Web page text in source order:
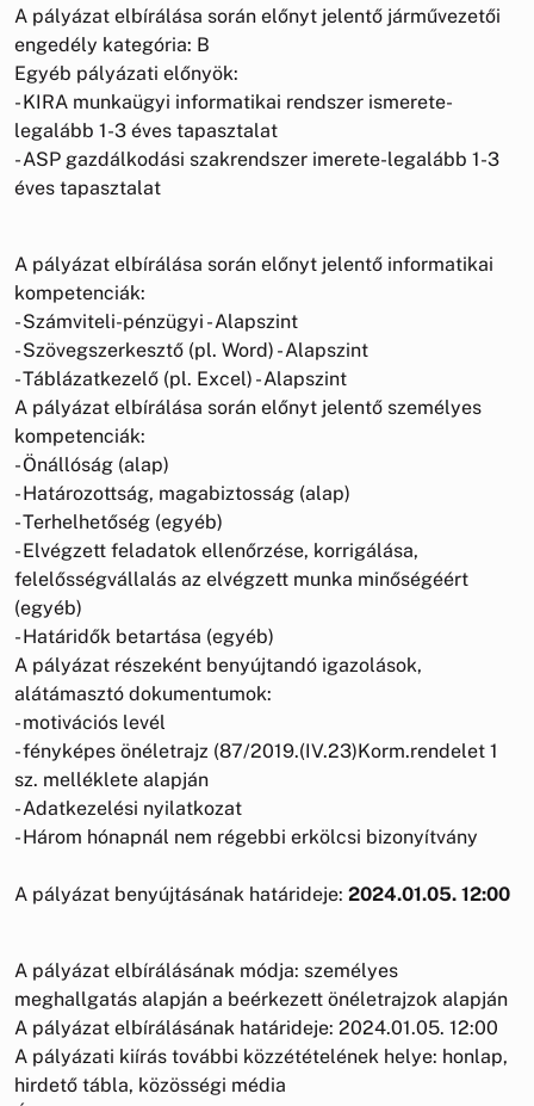
A pályázat elbírálása során előnyt jelentő járművezetői
engedély kategória: B
Egyéb pályázati előnyök:
- KIRA munkaügyi informatikai rendszer ismerete-
legalább 1-3 éves tapasztalat
- ASP gazdálkodási szakrendszer imerete-legalább 1-3
éves tapasztalat
A pályázat elbírálása során előnyt jelentő informatikai
kompetenciák:
- Számviteli-pénzügyi - Alapszint
- Szövegszerkesztő (pl. Word) - Alapszint
- Táblázatkezelő (pl. Excel) - Alapszint
A pályázat elbírálása során előnyt jelentő személyes
kompetenciák:
- Önállóság (alap)
- Határozottság, magabiztosság (alap)
- Terhelhetőség (egyéb)
- Elvégzett feladatok ellenőrzése, korrigálása,
felelősségvállalás az elvégzett munka minőségéért
(egyéb)
- Határidők betartása (egyéb)
A pályázat részeként benyújtandó igazolások,
alátámasztó dokumentumok:
- motivációs levél
- fényképes önéletrajz (87/2019.(IV.23)Korm.rendelet 1
sz. melléklete alapján
- Adatkezelési nyilatkozat
- Három hónapnál nem régebbi erkölcsi bizonyítvány
A pályázat benyújtásának határideje: 2024.01.05. 12:00
A pályázat elbírálásának módja: személyes
meghallgatás alapján a beérkezett önéletrajzok alapján
A pályázat elbírálásának határideje: 2024.01.05. 12:00
A pályázati kiírás további közzétételének helye: honlap,
hirdető tábla, közösségi média